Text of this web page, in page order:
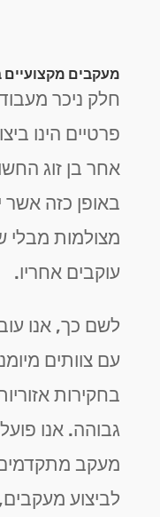
מעקבים מקצועיים
חלק ניכר
פרטיים הינו
אחר בן זוג
באופן כזה
מצולמות מבלי
עוקבים אחריו.
לשם כך, אנו
עם צוותים
בחקירות
גבוהה. אנו
מעקב מתקדמים
לביצוע